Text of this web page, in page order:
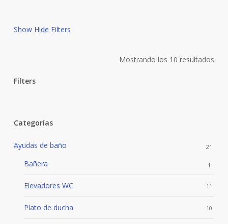
Show Hide Filters
Mostrando los 10 resultados
Filters
Categorías
Ayudas de baño 21
Bañera 1
Elevadores WC 11
Plato de ducha 10